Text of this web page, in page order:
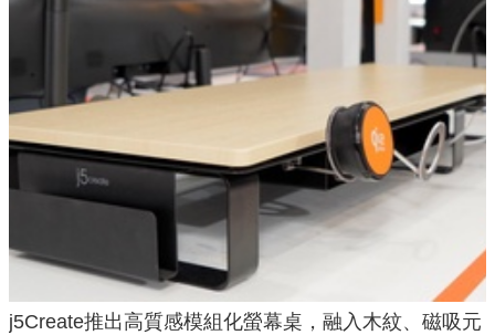
j5Create推出高質感模組化螢幕桌，融入木紋、磁吸元